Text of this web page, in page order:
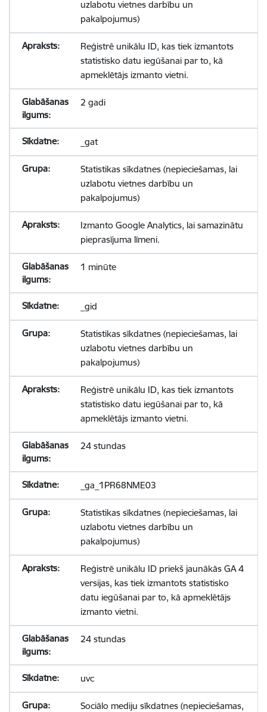
uzlabotu vietnes darbību un
pakalpojumus)
Reģistrē unikālu ID, kas tiek izmantots
statistisko datu iegūšanai par to, kā
apmeklētājs izmanto vietni.
2 gadi
_gat
Statistikas sīkdatnes (nepieciešamas, lai
uzlabotu vietnes darbību un
pakalpojumus)
Izmanto Google Analytics, lai samazinātu
pieprasījuma līmeni.
1 minūte
_gid
Statistikas sīkdatnes (nepieciešamas, lai
uzlabotu vietnes darbību un
pakalpojumus)
Reģistrē unikālu ID, kas tiek izmantots
statistisko datu iegūšanai par to, kā
apmeklētājs izmanto vietni.
24 stundas
_ga_1PR68NME03
Statistikas sīkdatnes (nepieciešamas, lai
uzlabotu vietnes darbību un
pakalpojumus)
Reģistrē unikālu ID priekš jaunākās GA 4
versijas, kas tiek izmantots statistisko
datu iegūšanai par to, kā apmeklētājs
izmanto vietni.
24 stundas
uvc
Sociālo mediju sīkdatnes (nepieciešamas,